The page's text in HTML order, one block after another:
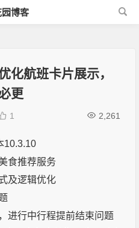
园博客
化航班卡片展示，
更
2,261
1
10.3.10
食推荐服务
及逻辑优化
进行中行程提前结束问题